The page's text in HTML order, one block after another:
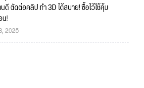
ดี ตัดต่อคลิป ทำ 3D ได้สบาย! ซื้อไว้ใช้คุ้ม
!
2025